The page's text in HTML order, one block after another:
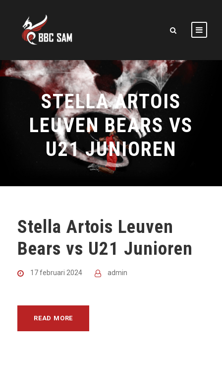
STELLA ARTOIS
LEUVEN BEARS VS
U21 JUNIOREN
Stella Artois Leuven
Bears vs U21 Junioren
17 februari 2024 admin
READ MORE